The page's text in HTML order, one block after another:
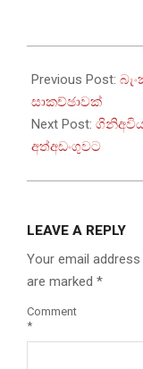
09-
17
Previous Post:
සාකච්ඡාවක්
Next Post:
අත්අඩංගුවට
LEAVE A REPLY
Your email
are marked *
Comment
*